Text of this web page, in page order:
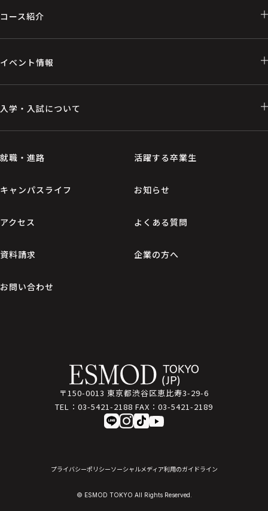
コース紹介
イベント情報
入学・入試について
就職・進路 活躍する卒業生
キャンパスライフ お知らせ
アクセス よくある質問
資料請求 企業の方へ
お問い合わせ
〒150-0013 東京都渋谷区恵比寿3-29-6
TEL： 03-5421-2188 FAX： 03-5421-2189
© ESMOD TOKYO All Rights Reserved.
プライバシーポリシーソーシャルメディア利用のガイドライン